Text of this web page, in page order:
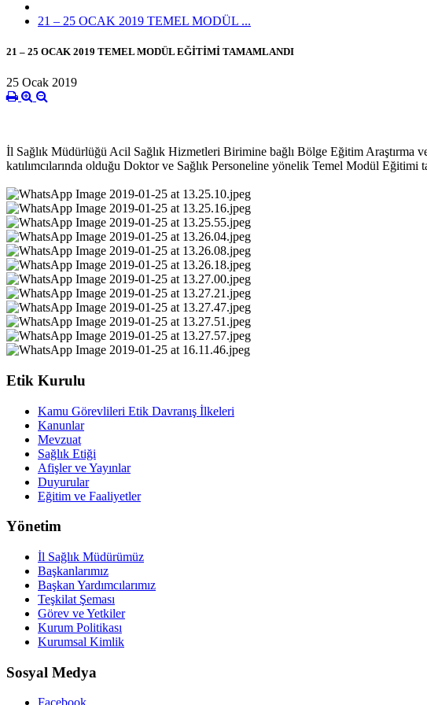
21 – 25 OCAK 2019 TEMEL MODÜL ...
21 – 25 OCAK 2019 TEMEL MODÜL EĞİTİMİ TAMAMLANDI
25 Ocak 2019
İl Sağlık Müdürlüğü Acil Sağlık Hizmetleri Birimine bağlı Bölge Eğitim Araştırma
katılımcılarında olduğu Doktor ve Sağlık Personeline yönelik Temel Modül
Etik Kurulu
Kamu Görevlileri Etik Davranış İlkeleri
Kanunlar
Mevzuat
Sağlık Etiği
Afişler ve Yayınlar
Duyurular
Eğitim ve Faaliyetler
Yönetim
İl Sağlık Müdürümüz
Başkanlarımız
Başkan Yardımcılarımız
Teşkilat Şeması
Görev ve Yetkiler
Kurum Politikası
Kurumsal Kimlik
Sosyal Medya